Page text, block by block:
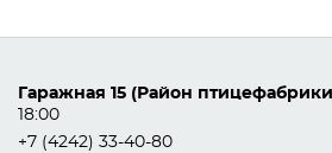
Гаражная 15 (Район
18:00
+7 (4242) 33-40-80